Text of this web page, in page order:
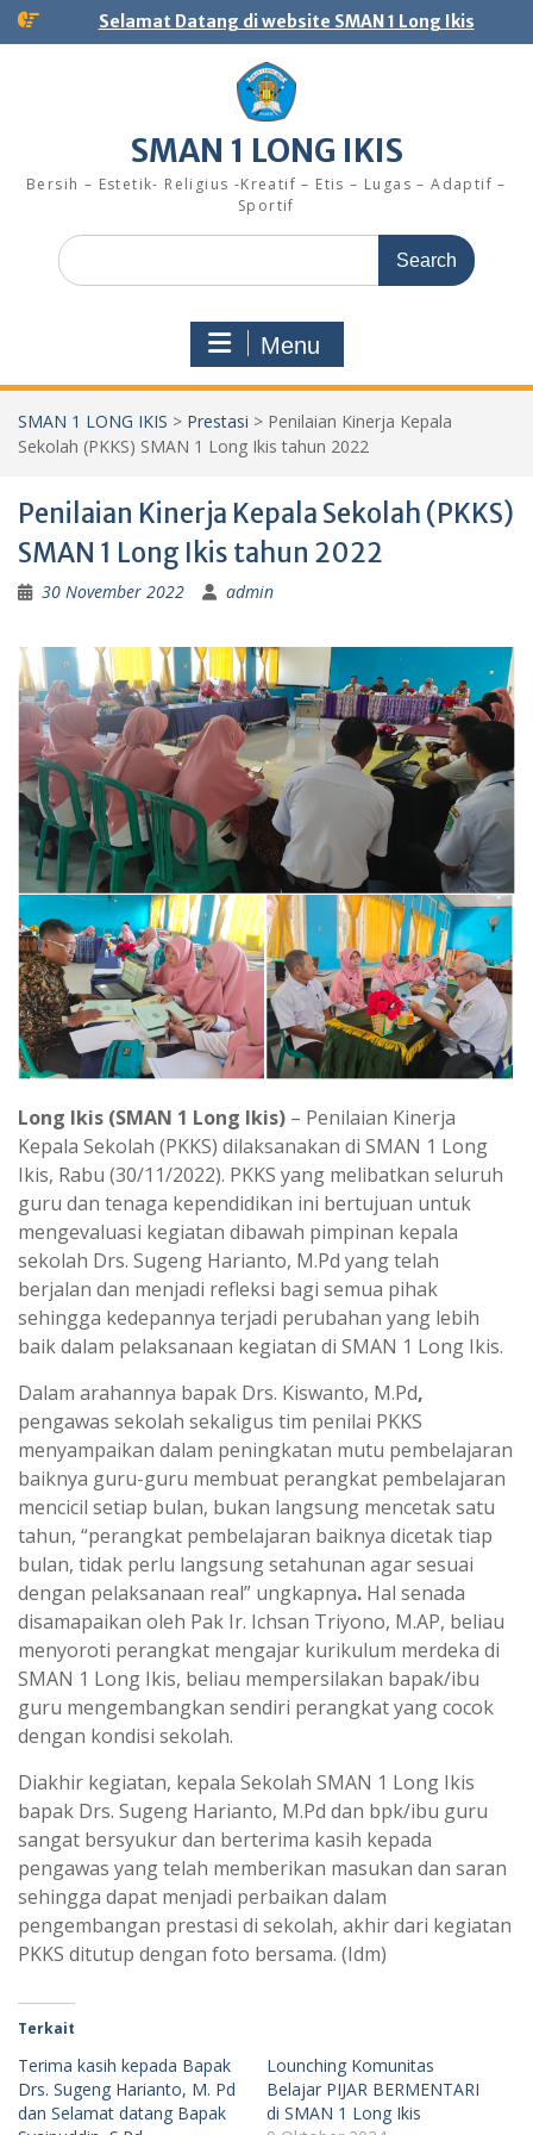
Skip
Selamat Datang di website SMAN 1 Long Ikis
SMAN 1 LONG IKIS
Bersih – Estetik- Religius -Kreatif – Etis – Lugas – Adaptif –
Sportif
Search
for:
Menu
SMAN 1 LONG IKIS > Prestasi > Penilaian Kinerja Kepala
Sekolah (PKKS) SMAN 1 Long Ikis tahun 2022
Penilaian Kinerja Kepala Sekolah (PKKS)
SMAN 1 Long Ikis tahun 2022
30 November 2022 admin
Long Ikis (SMAN 1 Long Ikis) – Penilaian Kinerja
Kepala Sekolah (PKKS) dilaksanakan di SMAN 1 Long
Ikis, Rabu (30/11/2022). PKKS yang melibatkan seluruh
guru dan tenaga kependidikan ini bertujuan untuk
mengevaluasi kegiatan dibawah pimpinan kepala
sekolah Drs. Sugeng Harianto, M.Pd yang telah
berjalan dan menjadi refleksi bagi semua pihak
sehingga kedepannya terjadi perubahan yang lebih
baik dalam pelaksanaan kegiatan di SMAN 1 Long Ikis.
Dalam arahannya bapak Drs. Kiswanto, M.Pd,
pengawas sekolah sekaligus tim penilai PKKS
menyampaikan dalam peningkatan mutu pembelajaran
baiknya guru-guru membuat perangkat pembelajaran
mencicil setiap bulan, bukan langsung mencetak satu
tahun, “perangkat pembelajaran baiknya dicetak tiap
bulan, tidak perlu langsung setahunan agar sesuai
dengan pelaksanaan real” ungkapnya. Hal senada
disamapaikan oleh Pak Ir. Ichsan Triyono, M.AP, beliau
menyoroti perangkat mengajar kurikulum merdeka di
SMAN 1 Long Ikis, beliau mempersilakan bapak/ibu
guru mengembangkan sendiri perangkat yang cocok
dengan kondisi sekolah.
Diakhir kegiatan, kepala Sekolah SMAN 1 Long Ikis
bapak Drs. Sugeng Harianto, M.Pd dan bpk/ibu guru
sangat bersyukur dan berterima kasih kepada
pengawas yang telah memberikan masukan dan saran
sehingga dapat menjadi perbaikan dalam
pengembangan prestasi di sekolah, akhir dari kegiatan
PKKS ditutup dengan foto bersama. (Idm)
Terkait
Terima kasih kepada Bapak
Drs. Sugeng Harianto, M. Pd
dan Selamat datang Bapak
Lounching Komunitas
Belajar PIJAR BERMENTARI
di SMAN 1 Long Ikis